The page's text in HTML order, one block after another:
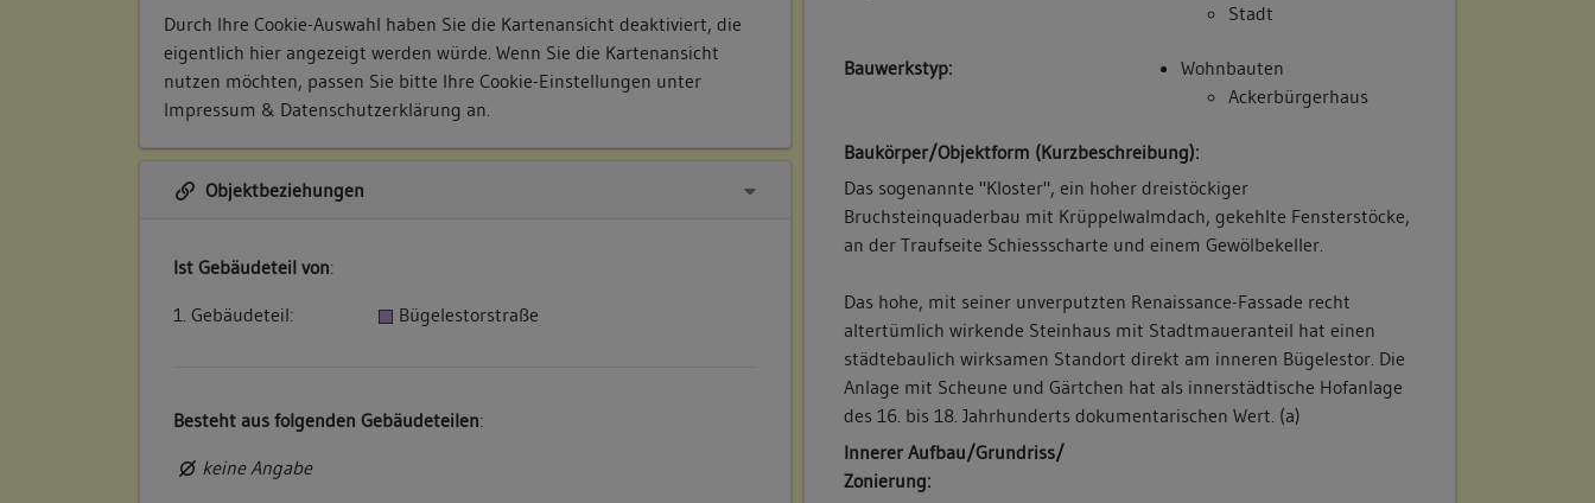
Durch Ihre Cookie-Auswahl haben Sie die Kartenansicht deaktiviert, die
eigentlich hier angezeigt werden würde. Wenn Sie die Kartenansicht
nutzen möchten, passen Sie bitte Ihre Cookie-Einstellungen unter
Impressum & Datenschutzerklärung an.
Objektbeziehungen
Ist Gebäudeteil von:
1. Gebäudeteil:
Bügelestorstraße
Besteht aus folgenden Gebäudeteilen:
keine Angabe
Stadt
Bauwerkstyp:
Wohnbauten
Ackerbürgerhaus
Baukörper/Objektform (Kurzbeschreibung):
Das sogenannte "Kloster", ein hoher dreistöckiger
Bruchsteinquaderbau mit Krüppelwalmdach, gekehlte Fensterstöcke,
an der Traufseite Schiessscharte und einem Gewölbekeller.
Das hohe, mit seiner unverputzten Renaissance-Fassade recht
altertümlich wirkende Steinhaus mit Stadtmaueranteil hat einen
städtebaulich wirksamen Standort direkt am inneren Bügelestor. Die
Anlage mit Scheune und Gärtchen hat als innerstädtische Hofanlage
des 16. bis 18. Jahrhunderts dokumentarischen Wert. (a)
Innerer Aufbau/Grundriss/
Zonierung: